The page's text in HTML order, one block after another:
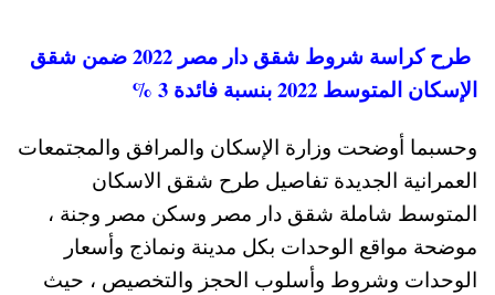
طرح كراسة شروط شقق دار مصر 2022 ضمن شقق
الإسكان المتوسط 2022 بنسبة فائدة 3 %
وحسبما أوضحت وزارة الإسكان والمرافق والمجتمعات
العمرانية الجديدة تفاصيل طرح شقق الاسكان
المتوسط شاملة شقق دار مصر وسكن مصر وجنة ،
موضحة مواقع الوحدات بكل مدينة ونماذج وأسعار
الوحدات وشروط وأسلوب الحجز والتخصيص ، حيث